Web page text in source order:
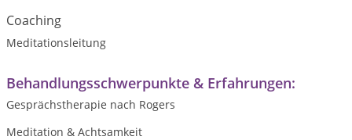
Coaching
Meditationsleitung
Behandlungsschwerpunkte & Erfahrungen:
Gesprächstherapie nach Rogers
Meditation & Achtsamkeit